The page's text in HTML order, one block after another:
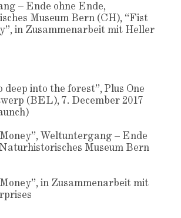
– Ende ohne Ende,
Museum Bern (CH), “Fist
in Zusammenarbeit mit Heller
deep into the forest”, Plus One
(BEL), 7. December 2017
Weltuntergang – Ende
Museum Bern
in Zusammenarbeit mit